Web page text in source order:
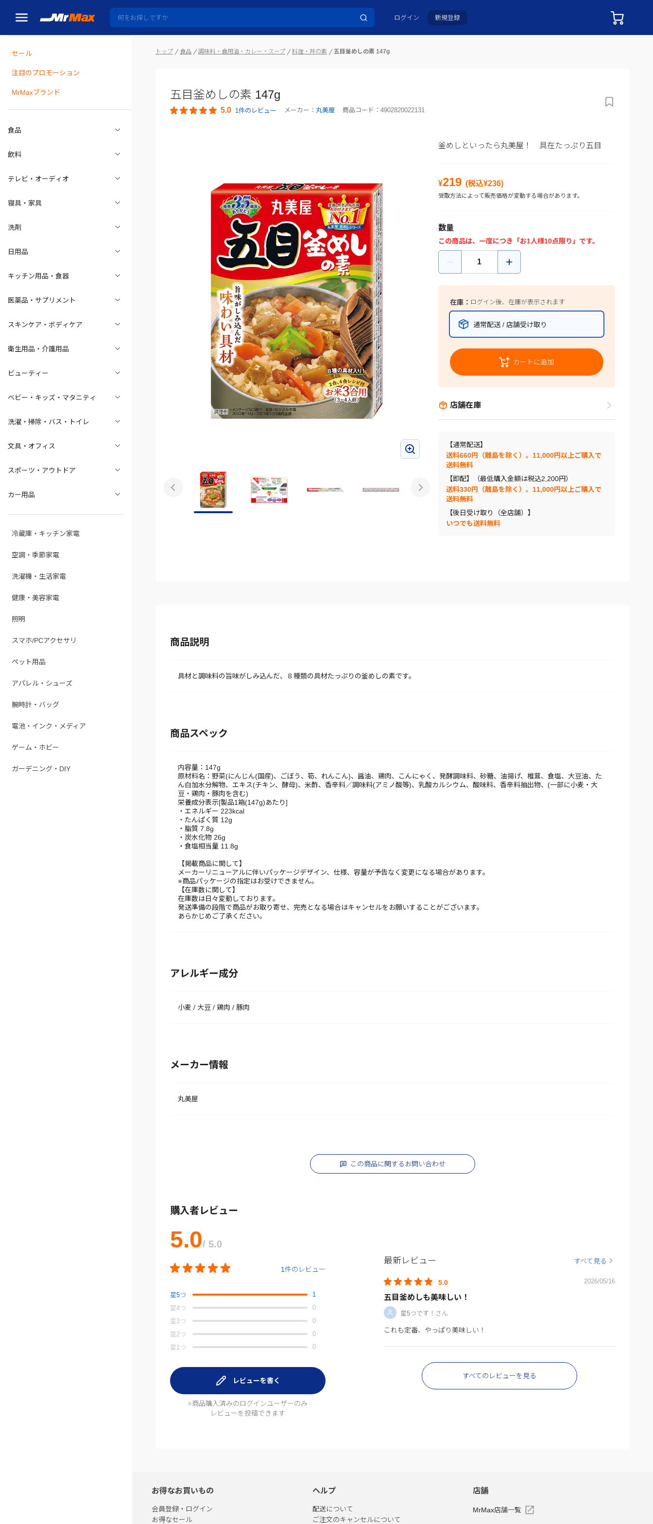
ログイン 新規登録
セール
注目のプロモーション
MrMaxブランド
食品
飲料
テレビ・オーディオ
寝具・家具
洗剤
日用品
キッチン用品・食器
医薬品・サプリメント
スキンケア・ボディケア
衛生用品・介護用品
ビューティー
ベビー・キッズ・マタニティ
洗濯・掃除・バス・トイレ
文具・オフィス
スポーツ・アウトドア
カー用品
冷蔵庫・キッチン家電
空調・季節家電
洗濯機・生活家電
健康・美容家電
照明
スマホ/PCアクセサリ
ペット用品
アパレル・シューズ
腕時計・バッグ
電池・インク・メディア
ゲーム・ホビー
ガーデニング・DIY
トップ 食品 調味料・食用油・カレー・スープ 料理・丼の素 五目釜めしの素 147g
五目釜めしの素 147g
5.0 1件のレビュー メーカー： 丸美屋 商品コード： 4902820022131
釜めしといったら丸美屋！ 具在たっぷり五目
¥219 (税込¥236)
受取方法によって販売価格が変動する場合があります。
数量
この商品は、一度につき「お1人様10点限り」です。
在庫： ログイン後、在庫が表示されます
通常配送 / 店舗受け取り
カートに追加
店舗在庫
【通常配送】
送料660円（離島を除く）。11,000円以上ご購入で
送料無料
【即配】（最低購入金額は税込2,200円）
送料330円（離島を除く）。11,000円以上ご購入で
送料無料
【後日受け取り（全店舗）】
いつでも送料無料
商品説明
具材と調味料の旨味がしみ込んだ、８種類の具材たっぷりの釜めしの素です。
商品スペック
内容量：147g
原材料名：野菜(にんじん(国産)、ごぼう、筍、れんこん)、醤油、鶏肉、こんにゃく、発酵調味料、砂糖、油揚げ、椎茸、食塩、大豆油、た
ん白加水分解物、エキス(チキン、酵母)、米酢、香辛料／調味料(アミノ酸等)、乳酸カルシウム、酸味料、香辛料抽出物、(一部に小麦・大
豆・鶏肉・豚肉を含む)
栄養成分表示[製品1箱(147g)あたり]
・エネルギー 223kcal
・たんぱく質 12g
・脂質 7.8g
・炭水化物 26g
・食塩相当量 11.8g
【掲載商品に関して】
メーカーリニューアルに伴いパッケージデザイン、仕様、容量が予告なく変更になる場合があります。
※商品パッケージの指定はお受けできません。
【在庫数に関して】
在庫数は日々変動しております。
発送準備の段階で商品がお取り寄せ、完売となる場合はキャンセルをお願いすることがございます。
あらかじめご了承ください。
アレルギー成分
小麦 / 大豆 / 鶏肉 / 豚肉
メーカー情報
丸美屋
この商品に関するお問い合わせ
購入者レビュー
5.0/ 5.0
1件のレビュー
星5つ
1
星4つ
0
星 3つ
0
星 2つ
0
星 1つ 0
レビューを書く
※商品購入済みのログインユーザーのみ
レビューを投稿できます
最新レビュー すべて見る
5.0 2026/05/16
五目釜めしも美味しい！
星5つです！さん
これも定番、やっぱり美味しい！
すべてのレビューを見る
お得なお買いもの
会員登録・ログイン
お得なセール
ヘルプ
配送について
ご注文のキャンセルについて
店舗
MrMax店舗一覧